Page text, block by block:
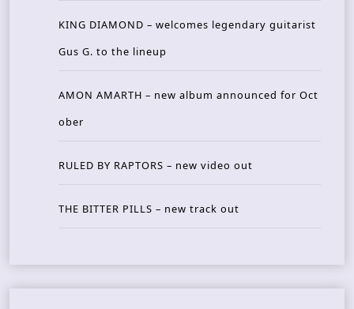
KING DIAMOND – welcomes legendary guitarist
Gus G. to the lineup
AMON AMARTH – new album announced for Oct
ober
RULED BY RAPTORS – new video out
THE BITTER PILLS – new track out